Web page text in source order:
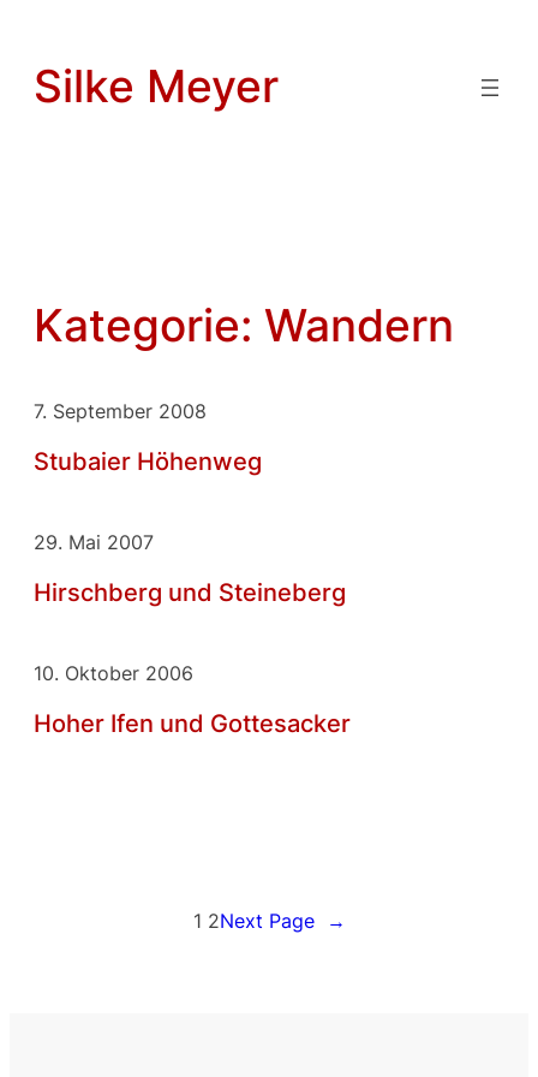
springen
Silke Meyer
Kategorie: Wandern
7. September 2008
Stubaier Höhenweg
29. Mai 2007
Hirschberg und Steineberg
10. Oktober 2006
Hoher Ifen und Gottesacker
1 2Next Page →